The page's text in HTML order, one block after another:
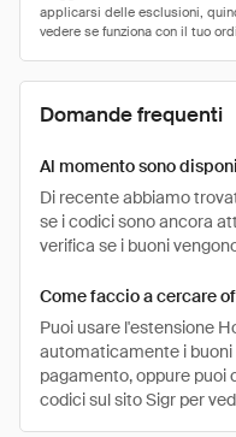
Domande frequenti
Al momento sono
Di recente abbiamo
se i codici sono ancora
verifica se i buoni
Come faccio a cercare
Puoi usare l'estensione
automaticamente i
pagamento, oppure puoi
codici sul sito Sigr per